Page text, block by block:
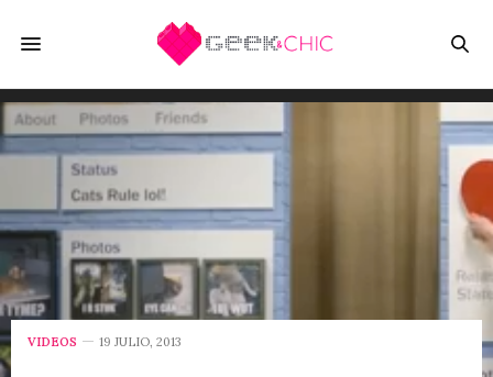
VIDEOS 19 JULIO, 2013